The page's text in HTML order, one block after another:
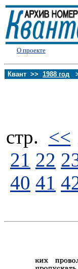
О проекте
Квант >> 1988 год
стp. <<
21 22
40 41